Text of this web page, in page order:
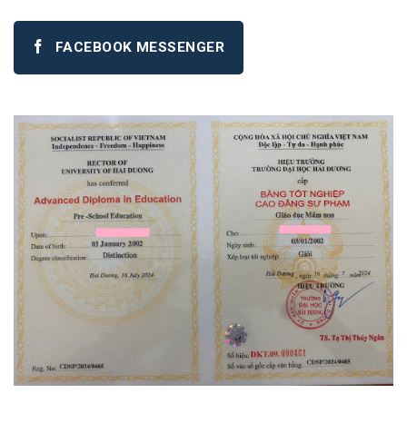
FACEBOOK MESSENGER